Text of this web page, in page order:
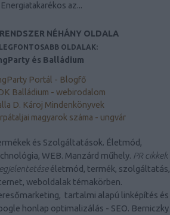
Energiatakarékos az...
NÉHÁNY OLDALA
OLDALAK:
és Balládium
Portál - Blogfő
Balládium - webirodalom
D. Károj Mindenkönyvek
magyarok száma - ungvár
és Szolgáltatások. Életmód,
WEB. Manzárd műhely. PR cikkek
életmód, termék, szolgáltatás,
weboldalak témakörben.
tartalmi alapú linképítés és
honlap optimalizálás - SEO. Berniczky